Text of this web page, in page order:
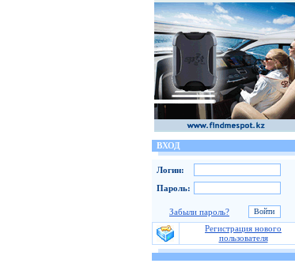
ВХОД
Логин:
Пароль:
Забыли пароль?
Регистрация нового
пользователя